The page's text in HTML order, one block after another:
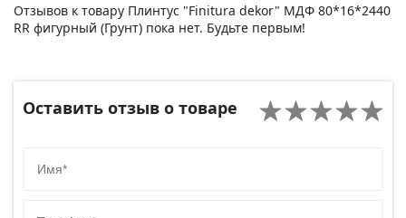
Отзывов к товару Плинтус "Finitura dekor" МДФ 80*16*2440
RR фигурный (Грунт) пока нет. Будьте первым!
Оставить отзыв о товаре